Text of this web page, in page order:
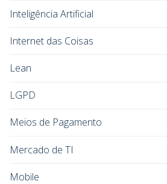
Inteligência Artificial
Internet das Coisas
Lean
LGPD
Meios de Pagamento
Mercado de TI
Mobile